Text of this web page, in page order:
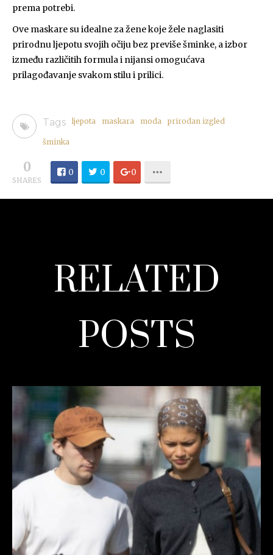
prema potrebi.
Ove maskare su idealne za žene koje žele naglasiti
prirodnu ljepotu svojih očiju bez previše šminke, a izbor
između različitih formula i nijansi omogućava
prilagođavanje svakom stilu i prilici.
Tags ljepota maskara moda prirodan izgled
šminka
0
SHARES
0 0 0
RELATED
POSTS
READ MORE